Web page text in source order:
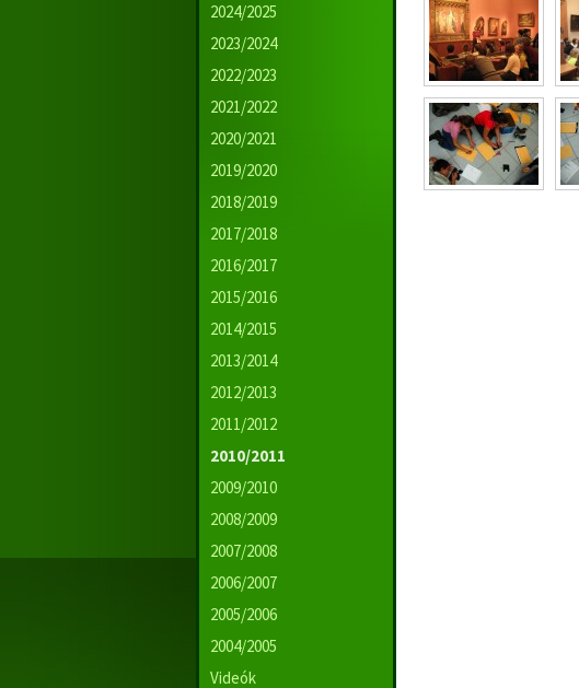
2024/2025
2023/2024
2022/2023
2021/2022
2020/2021
2019/2020
2018/2019
2017/2018
2016/2017
2015/2016
2014/2015
2013/2014
2012/2013
2011/2012
2010/2011
2009/2010
2008/2009
2007/2008
2006/2007
2005/2006
2004/2005
Videók